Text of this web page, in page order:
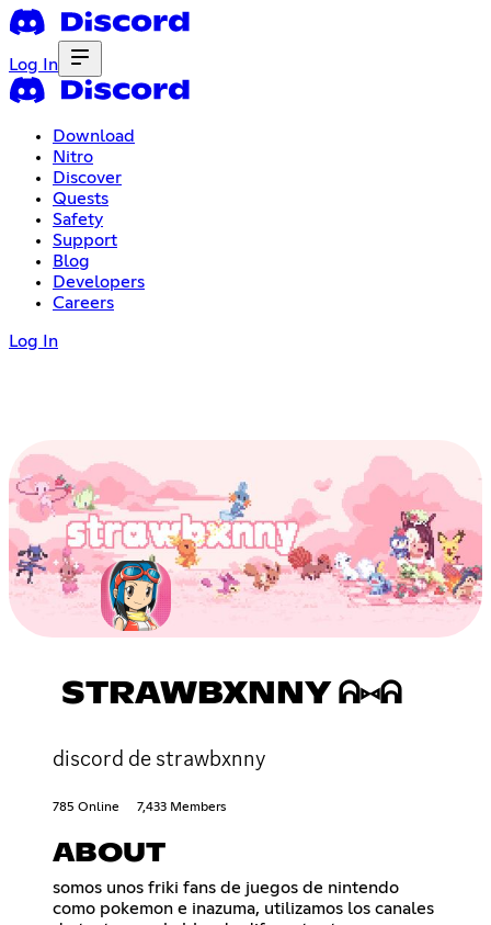
Log In
Download
Nitro
Discover
Quests
Safety
Support
Blog
Developers
Careers
Log In
STRAWBXNNY ᕱ⑅ᕱ
discord de strawbxnny
785 Online 7,433 Members
ABOUT
somos unos friki fans de juegos de nintendo
como pokemon e inazuma, utilizamos los canales